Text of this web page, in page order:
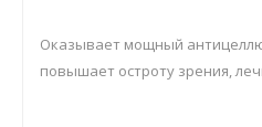
Оказывает мощный
повышает остроту зрения,